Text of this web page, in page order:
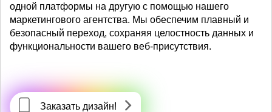
одной платформы на другую с помощью нашего
маркетингового агентства. Мы обеспечим плавный и
безопасный переход, сохраняя целостность данных и
функциональности вашего веб-присутствия.
Заказать дизайн!